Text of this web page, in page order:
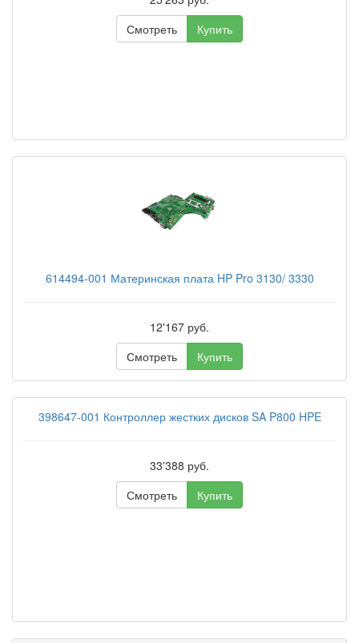
Смотреть
Купить
614494-001 Материнская плата HP Pro 3130/ 3330
12'167 руб.
Смотреть
Купить
398647-001 Контроллер жестких дисков SA P800 HPE
33'388 руб.
Смотреть
Купить